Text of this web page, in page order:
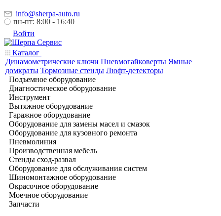
info@sherpa-auto.ru
пн-пт: 8:00 - 16:40
Войти
Каталог
Динамометрические ключи Пневмогайковерты Ямные
домкраты Тормозные стенды Люфт-детекторы
Подъемное оборудование
Диагностическое оборудование
Инструмент
Вытяжное оборудование
Гаражное оборудование
Оборудование для замены масел и смазок
Оборудование для кузовного ремонта
Пневмолиния
Производственная мебель
Стенды сход-развал
Оборудование для обслуживания систем
Шиномонтажное оборудование
Окрасочное оборудование
Моечное оборудование
Запчасти